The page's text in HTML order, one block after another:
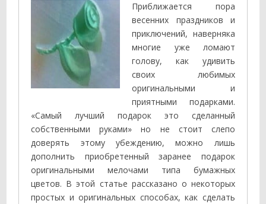
Приближается пора
весенних праздников и
приключений, наверняка
многие уже ломают
голову, как удивить
своих любимых
оригинальными и
приятными подарками.
«Самый лучший подарок это сделанный
собственными руками» но не стоит слепо
доверять этому убеждению, можно лишь
дополнить приобретенный заранее подарок
оригинальными мелочами типа бумажных
цветов. В этой статье рассказано о некоторых
простых и оригинальных способах, как сделать